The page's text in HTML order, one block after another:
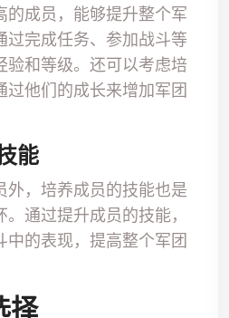
的成员，能够提升整个军
过完成任务、参加战斗等
验和等级。还可以考虑培
过他们的成长来增加军团
能
外，培养成员的技能也是
通过提升成员的技能，
中的表现，提高整个军团
择